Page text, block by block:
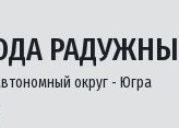
округ - Югра